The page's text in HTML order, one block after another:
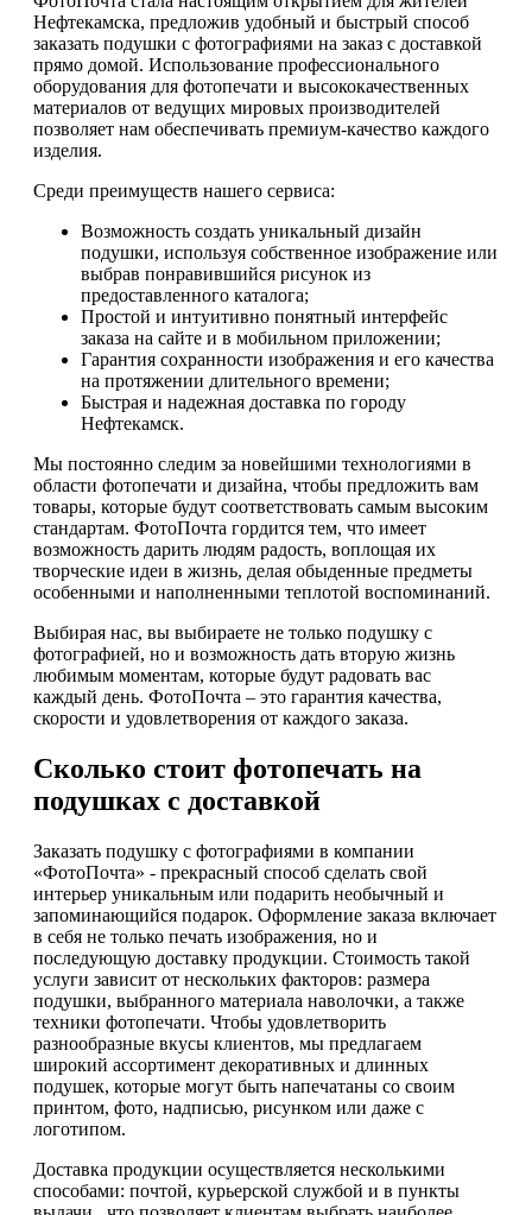
Нефтекамска, предложив удобный и быстрый способ
заказать подушки с фотографиями на заказ с доставкой
прямо домой. Использование профессионального
оборудования для фотопечати и высококачественных
материалов от ведущих мировых производителей
позволяет нам обеспечивать премиум-качество каждого
изделия.
Среди преимуществ нашего сервиса:
Возможность создать уникальный дизайн
подушки, используя собственное изображение или
выбрав понравившийся рисунок из
предоставленного каталога;
Простой и интуитивно понятный интерфейс
заказа на сайте и в мобильном приложении;
Гарантия сохранности изображения и его качества
на протяжении длительного времени;
Быстрая и надежная доставка по городу
Нефтекамск.
Мы постоянно следим за новейшими технологиями в
области фотопечати и дизайна, чтобы предложить вам
товары, которые будут соответствовать самым высоким
стандартам. ФотоПочта гордится тем, что имеет
возможность дарить людям радость, воплощая их
творческие идеи в жизнь, делая обыденные предметы
особенными и наполненными теплотой воспоминаний.
Выбирая нас, вы выбираете не только подушку с
фотографией, но и возможность дать вторую жизнь
любимым моментам, которые будут радовать вас
каждый день. ФотоПочта – это гарантия качества,
скорости и удовлетворения от каждого заказа.
Сколько стоит фотопечать на
подушках с доставкой
Заказать подушку с фотографиями в компании
«ФотоПочта» - прекрасный способ сделать свой
интерьер уникальным или подарить необычный и
запоминающийся подарок. Оформление заказа включает
в себя не только печать изображения, но и
последующую доставку продукции. Стоимость такой
услуги зависит от нескольких факторов: размера
подушки, выбранного материала наволочки, а также
техники фотопечати. Чтобы удовлетворить
разнообразные вкусы клиентов, мы предлагаем
широкий ассортимент декоративных и длинных
подушек, которые могут быть напечатаны со своим
принтом, фото, надписью, рисунком или даже с
логотипом.
Доставка продукции осуществляется несколькими
способами: почтой, курьерской службой и в пункты